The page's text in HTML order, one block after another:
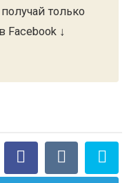
только
Facebook ↓